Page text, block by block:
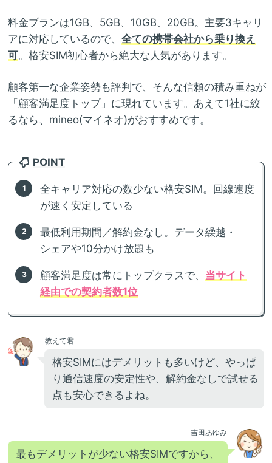
料金プランは1GB、5GB、10GB、20GB。主要3キャリ
アに対応しているので、 全ての携帯会社から乗り換え
可。格安SIM初心者から絶大な人気があります。
顧客第一な企業姿勢も評判で、そんな信頼の積み重ねが
「顧客満足度トップ」に現れています。あえて1社に絞
るなら、mineo(マイネオ)がおすすめです。
POINT
全キャリア対応の数少ない格安SIM。回線速度
が速く安定している
最低利用期間／解約金なし。データ繰越・
シェアや10分かけ放題も
顧客満足度は常にトップクラスで、 当サイト
経由での契約者数1位
教えて君
格安SIMにはデメリットも多いけど、やっぱ
り通信速度の安定性や、解約金なしで試せる
点も安心できるよね。
吉田あゆみ
最もデメリットが少ない格安SIMですから、